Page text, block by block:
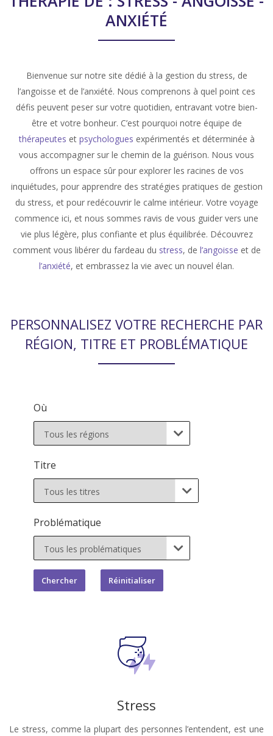
ANXIÉTÉ
Bienvenue sur notre site dédié à la gestion du stress, de
l’angoisse et de l’anxiété. Nous comprenons à quel point ces
défis peuvent peser sur votre quotidien, entravant votre bien-
être et votre bonheur. C’est pourquoi notre équipe de
thérapeutes et psychologues expérimentés et déterminée à
vous accompagner sur le chemin de la guérison. Nous vous
offrons un espace sûr pour explorer les racines de vos
inquiétudes, pour apprendre des stratégies pratiques de gestion
du stress, et pour redécouvrir le calme intérieur. Votre voyage
commence ici, et nous sommes ravis de vous guider vers une
vie plus légère, plus confiante et plus équilibrée. Découvrez
comment vous libérer du fardeau du stress, de l’angoisse et de
l’anxiété, et embrassez la vie avec un nouvel élan.
PERSONNALISEZ VOTRE RECHERCHE PAR
RÉGION, TITRE ET PROBLÉMATIQUE
Où

Titre

Problématique

Stress
Le stress, comme la plupart des personnes l’entendent, est une